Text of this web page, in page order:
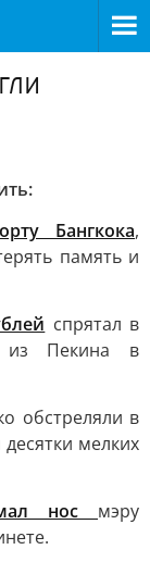
Бангкока,
память и
спрятал в
из Пекина в
обстреляли в
мелких
нос мэру